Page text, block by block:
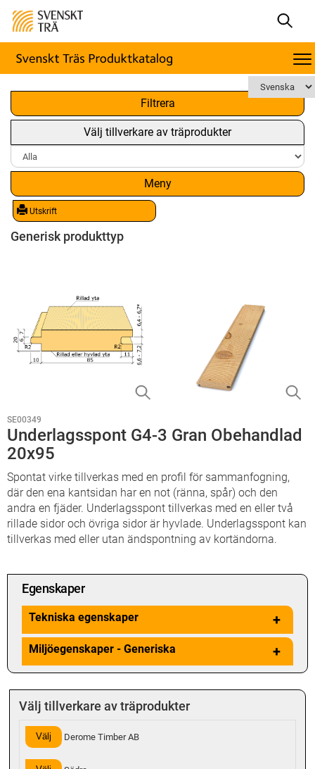
Filtrera
Välj tillverkare av träprodukter
Meny
Utskrift
x
Generisk produkttyp
SE00349
Underlagsspont G4-3 Gran Obehandlad
20x95
Spontat virke tillverkas med en profil för sammanfogning,
där den ena kantsidan har en not (ränna, spår) och den
andra en fjäder. Underlagsspont tillverkas med en eller två
rillade sidor och övriga sidor är hyvlade. Underlagsspont kan
tillverkas med eller utan ändspontning av kortändorna.
Egenskaper
Tekniska egenskaper +
Miljöegenskaper - Generiska +
Välj tillverkare av träprodukter
Välj Derome Timber AB